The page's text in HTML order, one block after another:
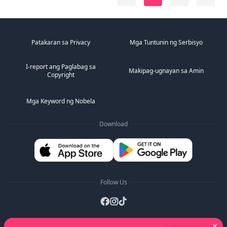
Patakaran sa Privacy Mga Tuntunin ng Serbisyo
I-report ang Paglabag sa
Copyright
Makipag-ugnayan sa Amin
Mga Keyword ng Nobela
Download
Follow Us